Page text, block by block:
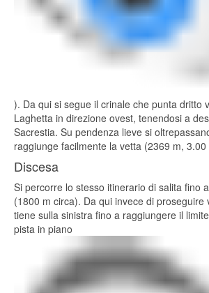
). Da qui si segue il crinale che punta dritto
Laghetta in direzione ovest, tenendosi a
Sacrestia. Su pendenza lieve si
raggiunge facilmente la vetta (2369 m, 3.00
Discesa
Si percorre lo stesso itinerario di salita fino
(1800 m circa). Da qui invece di proseguire
tiene sulla sinistra fino a raggiungere il
pista in piano